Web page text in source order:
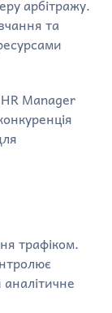
арбітражу.
та
HR Manager
трафіком.